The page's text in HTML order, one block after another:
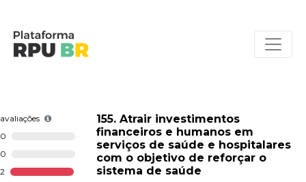
avaliações
0
0
2
155. Atrair investimentos
financeiros e humanos em
serviços de saúde e hospitalares
com o objetivo de reforçar o
sistema de saúde